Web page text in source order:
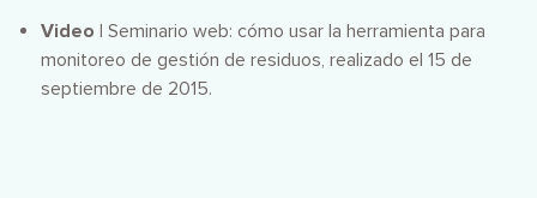
Video | Seminario web: cómo usar la herramienta para
monitoreo de gestión de residuos, realizado el 15 de
septiembre de 2015.